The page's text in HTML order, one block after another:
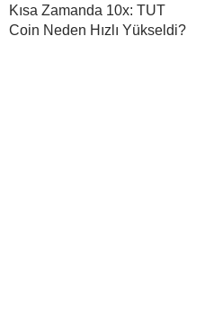
Kısa Zamanda 10x: TUT
Coin Neden Hızlı Yükseldi?